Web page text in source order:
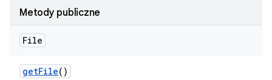
Metody publiczne
File
getFile()